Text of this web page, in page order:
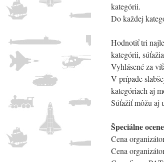
kategórii.
Do každej
Hodnotiť tri
kategórii,
Vyhlásené za
V prípade
kategóriach aj
Súťažiť môžu aj
Špeciálne
Cena
Cena